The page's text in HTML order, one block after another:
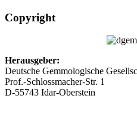
Copyright
Herausgeber:
Deutsche Gemmologische
Prof.-Schlossmacher-Str. 1
D-55743 Idar-Oberstein